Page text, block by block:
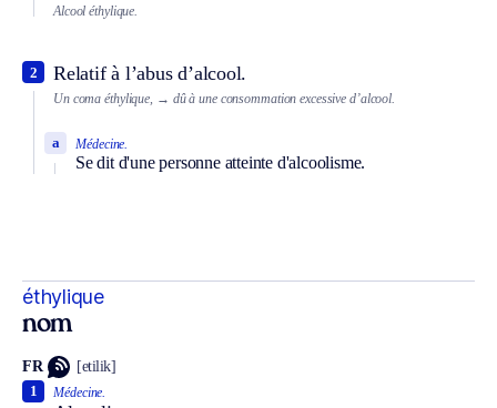
Alcool éthylique.
Relatif à l’abus d’alcool.
2
Un coma éthylique, → dû à une consommation excessive d’alcool.
Médecine.
Se dit d'une personne atteinte d'alcoolisme.
a
éthylique
nom
FR [etilik]
Médecine.
1